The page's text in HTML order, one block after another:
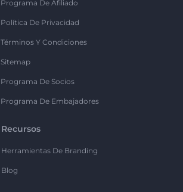
Programa De Afiliado
Política De Privacidad
Términos Y Condiciones
Sitemap
Programa De Socios
Programa De Embajadores
Recursos
Herramientas De Branding
Blog